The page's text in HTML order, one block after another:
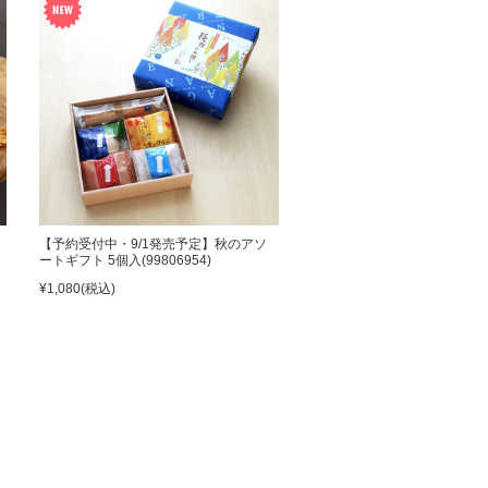
【予約受付中・9/1発売予定】秋のアソ
ートギフト 5個入(99806954)
¥1,080(税込)